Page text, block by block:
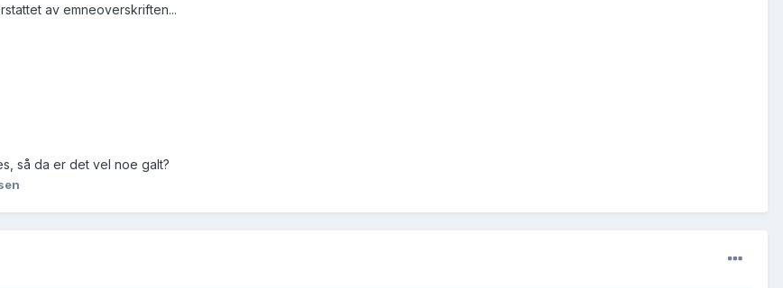
av emneoverskriften...
så da er det vel noe galt?